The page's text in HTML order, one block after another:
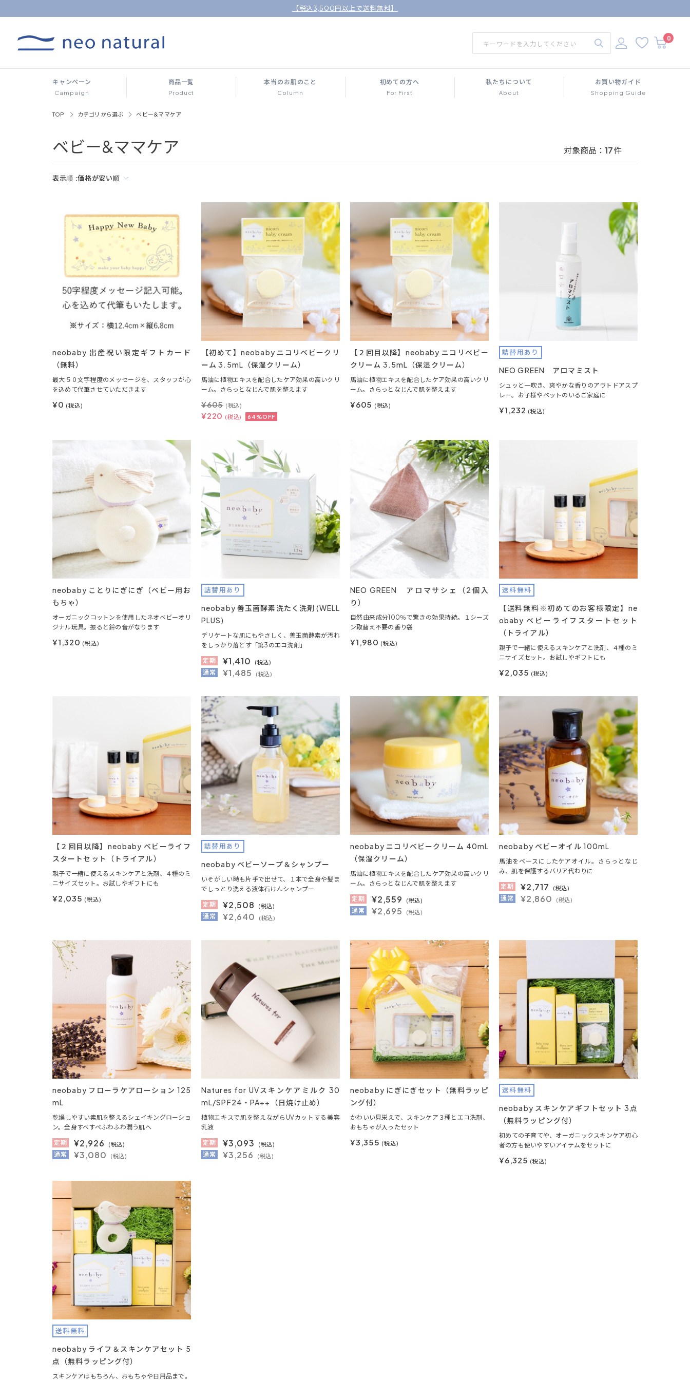
【税込3,500円以上で送料無料】
0
キャンペーン
Campaign
商品一覧
Product
本当のお肌のこと
Column
初めての方へ
For First
私たちについて
About
お買い物ガイド
Shopping Guide
TOP カテゴリから選ぶ ベビー&ママケア
ベビー&ママケア 対象商品： 17件
表示順 :価格が安い順
neobaby 出産祝い限定ギフトカード
（無料）
最大５０文字程度のメッセージを、スタッフが心
を込めて代筆させていただきます
¥0 (税込)
【初めて】neobaby ニコリベビークリ
ーム 3.5mL（保湿クリーム）
馬油に植物エキスを配合したケア効果の高いクリ
ーム。さらっとなじんで肌を整えます
¥220 (税込) 64%OFF
¥605 (税込)
【２回目以降】neobaby ニコリベビー
クリーム 3.5mL（保湿クリーム）
馬油に植物エキスを配合したケア効果の高いクリ
ーム。さらっとなじんで肌を整えます
¥605 (税込)
詰替用あり
NEO GREEN アロマミスト
シュッと一吹き、爽やかな香りのアウトドアスプ
レー。お子様やペットのいるご家庭に
¥1,232 (税込)
neobaby ことりにぎにぎ（ベビー用お
もちゃ）
オーガニックコットンを使用したネオベビーオリ
ジナル玩具。振ると鈴の音がなります
¥1,320 (税込)
詰替用あり
neobaby 善玉菌酵素洗たく洗剤 (WELL
PLUS)
デリケートな肌にもやさしく、善玉菌酵素が汚れ
をしっかり落とす「第3のエコ洗剤」
定期
¥1,410 (税込)
通常 ¥1,485 (税込)
NEO GREEN アロマサシェ（2個入
り）
自然由来成分100％で驚きの効果持続。１シーズ
ン取替え不要の香り袋
¥1,980 (税込)
送料無料
【送料無料※初めてのお客様限定】ne
obaby ベビーライフスタートセット
（トライアル）
親子で一緒に使えるスキンケアと洗剤、４種のミ
ニサイズセット。お試しやギフトにも
¥2,035 (税込)
【２回目以降】neobaby ベビーライフ
スタートセット（トライアル）
親子で一緒に使えるスキンケアと洗剤、４種のミ
ニサイズセット。お試しやギフトにも
¥2,035 (税込)
詰替用あり
neobaby ベビーソープ＆シャンプー
いそがしい時も片手で出せて、１本で全身や髪ま
でしっとり洗える液体石けんシャンプー
定期
¥2,508 (税込)
通常 ¥2,640 (税込)
neobaby ニコリベビークリーム 40mL
（保湿クリーム）
馬油に植物エキスを配合したケア効果の高いクリ
ーム。さらっとなじんで肌を整えます
定期
¥2,559 (税込)
通常 ¥2,695 (税込)
neobaby ベビーオイル 100mL
馬油をベースにしたケアオイル。さらっとなじ
み、肌を保護するバリア代わりに
定期
¥2,717 (税込)
通常 ¥2,860 (税込)
neobaby フローラケアローション 125
mL
乾燥しやすい素肌を整えるシェイキングローショ
ン。全身すべすべふわふわ潤う肌へ
定期
¥2,926 (税込)
通常 ¥3,080 (税込)
Natures for UVスキンケアミルク 30
mL/SPF24・PA++（日焼け止め）
植物エキスで肌を整えながらUVカットする美容
乳液
定期
¥3,093 (税込)
通常 ¥3,256 (税込)
neobaby にぎにぎセット（無料ラッピ
ング付）
かわいい見栄えで、スキンケア３種とエコ洗剤、
おもちゃが入ったセット
¥3,355 (税込)
送料無料
neobaby スキンケアギフトセット 3点
（無料ラッピング付）
初めての子育てや、オーガニックスキンケア初心
者の方も使いやすいアイテムをセットに
¥6,325 (税込)
送料無料
neobaby ライフ＆スキンケアセット 5
点（無料ラッピング付）
スキンケアはもちろん、おもちゃや日用品まで。